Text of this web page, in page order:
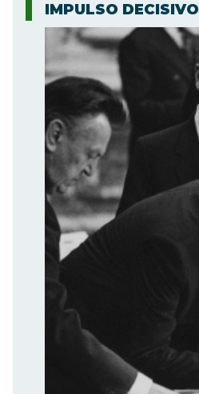
IMPULSO DECISIVO